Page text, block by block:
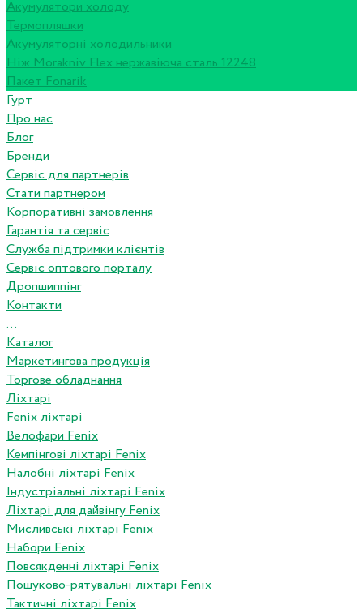
Акумулятори холоду
Термопляшки
Акумуляторні холодильники
Ніж Morakniv Flex нержавіюча сталь 12248
Пакет Fonarik
Гурт
Про нас
Блог
Бренди
Сервіс для партнерів
Стати партнером
Корпоративні замовлення
Гарантія та сервіс
Служба підтримки клієнтів
Сервіс оптового порталу
Дропшиппінг
Контакти
...
Каталог
Маркетингова продукція
Торгове обладнання
Ліхтарі
Fenix ліхтарі
Велофари Fenix
Кемпінгові ліхтарі Fenix
Налобні ліхтарі Fenix
Індустріальні ліхтарі Fenix
Ліхтарі для дайвінгу Fenix
Мисливські ліхтарі Fenix
Набори Fenix
Повсякденні ліхтарі Fenix
Пошуково-рятувальні ліхтарі Fenix
Тактичні ліхтарі Fenix